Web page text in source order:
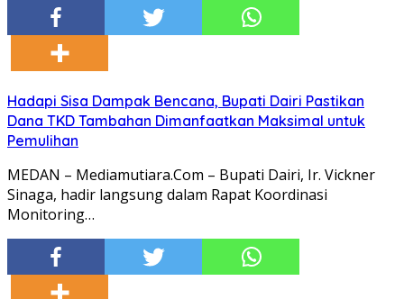
Hadapi Sisa Dampak Bencana, Bupati Dairi Pastikan
Dana TKD Tambahan Dimanfaatkan Maksimal untuk
Pemulihan
MEDAN – Mediamutiara.Com – Bupati Dairi, Ir. Vickner
Sinaga, hadir langsung dalam Rapat Koordinasi
Monitoring…